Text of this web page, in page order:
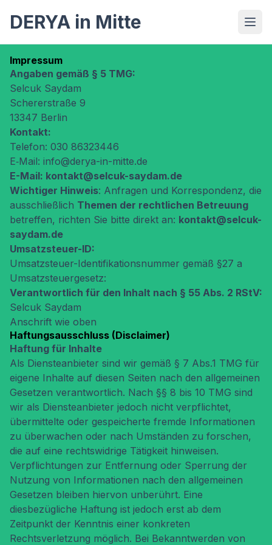
DERYA in Mitte
Impressum
Angaben gemäß § 5 TMG:
Selcuk Saydam
Schererstraße 9
13347 Berlin
Kontakt:
Telefon: 030 86323446
E‑Mail: info@derya-in-mitte.de
E-Mail: kontakt@selcuk-saydam.de
Wichtiger Hinweis: Anfragen und Korrespondenz, die
ausschließlich Themen der rechtlichen Betreuung
betreffen, richten Sie bitte direkt an: kontakt@selcuk-
saydam.de
Umsatzsteuer-ID:
Umsatzsteuer-Identifikationsnummer gemäß §27 a
Umsatzsteuergesetz:
Verantwortlich für den Inhalt nach § 55 Abs. 2 RStV:
Selcuk Saydam
Anschrift wie oben
Haftungsausschluss (Disclaimer)
Haftung für Inhalte
Als Diensteanbieter sind wir gemäß § 7 Abs.1 TMG für
eigene Inhalte auf diesen Seiten nach den allgemeinen
Gesetzen verantwortlich. Nach §§ 8 bis 10 TMG sind
wir als Diensteanbieter jedoch nicht verpflichtet,
übermittelte oder gespeicherte fremde Informationen
zu überwachen oder nach Umständen zu forschen,
die auf eine rechtswidrige Tätigkeit hinweisen.
Verpflichtungen zur Entfernung oder Sperrung der
Nutzung von Informationen nach den allgemeinen
Gesetzen bleiben hiervon unberührt. Eine
diesbezügliche Haftung ist jedoch erst ab dem
Zeitpunkt der Kenntnis einer konkreten
Rechtsverletzung möglich. Bei Bekanntwerden von